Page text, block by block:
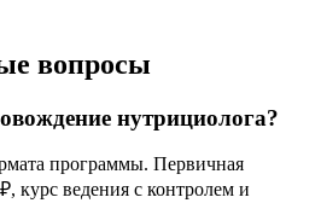
вопросы
нутрициолога?
программы. Первичная
курс ведения с контролем и